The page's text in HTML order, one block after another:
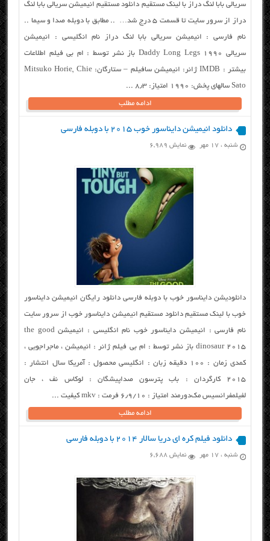
سریالی بابا لنگ دراز با لینک مستقیم دانلود مستقیم انیمیشن سریالی بابا لنگ
دراز از سرور سایت تا قسمت ۵ درج شد… .. مطابق با دوبله صدا و سیما ..
نام فارسی : انیمیشن سریالی بابا لنگ دراز نام انگلیسی : انیمیشن
سریالی Daddy Long Legs 1990 باز نشر توسط : ام بی فیلم اطلاعات
بیشتر : IMDB ژانر: انیمیشن سافیلم – ستارگان: Mitsuko Horie, Chie
Sato سالهای پخش: ۱۹۹۰ امتیاز: ۸٫۳ ...
ادامه مطلب
دانلود انیمیشن دایناسور خوب ۲۰۱۵ با دوبله فارسی
شنبه ، ۱۷ مهر نمایش 6,989
دانلودیشن دایناسور خوب با دوبله فارسی دانلود رایگان انیمیشن دایناسور
خوب با لینک مستقیم دانلود مستقیم انیمیشن دایناسور خوب از سرور سایت
نام فارسی : انیمیشن دایناسور خوب نام انگلیسی : انیمیشن the good
dinosaur 2015 باز نشر توسط : ام بی فیلم ژانر : انیمیشن ، ماجراجویی ،
کمدی زمان : ١٠٠ دقیقه زبان : انگلیسی محصول : آمریکا سال انتشار :
۲۰۱۵ کارگردان : باب پترسون صداپیشگان : لوکاس نف ، جان
لفیلمفرانسیس مک‌دورمند امتیاز : ۶٫۹/۱۰ فرمت : mkv کیفیت ...
ادامه مطلب
دانلود فیلم کره ای دریا سالار ۲۰۱۴ با دوبله فارسی
شنبه ، ۱۷ مهر نمایش 6,688